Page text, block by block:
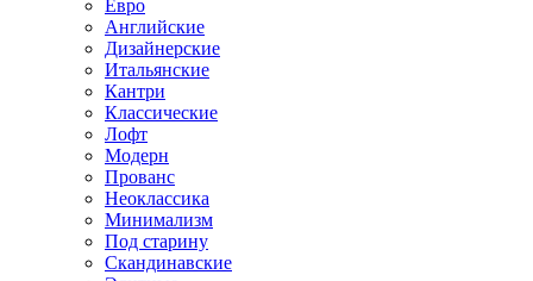
Евро
Английские
Дизайнерские
Итальянские
Кантри
Классические
Лофт
Модерн
Прованс
Неоклассика
Минимализм
Под старину
Скандинавские